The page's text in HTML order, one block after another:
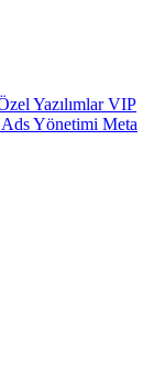
YazılımlarVIP
Yönetimi Meta